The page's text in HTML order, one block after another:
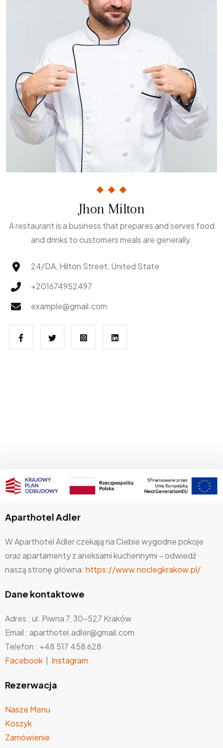
Jhon Milton
A restaurant is a business that prepares and serves food
and drinks to customers meals are generally.
24/DA, Hilton Street, United State
+201674952497
example@gmail.com
Aparthotel Adler
W Aparthotel Adler czekają na Ciebie wygodne pokoje
oraz apartamenty z aneksami kuchennymi – odwiedź
naszą stronę główna: https://www.noclegkrakow.pl/
Dane kontaktowe
Adres : ul. Piwna 7, 30-527 Kraków
Email : aparthotel.adler@gmail.com
Telefon : +48 517 458 628
Facebook
Instagram
Rezerwacja
Nasze Menu
Koszyk
Zamówienie